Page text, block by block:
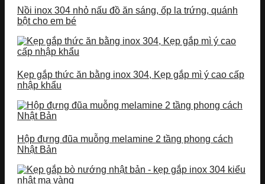
Nồi inox 304 nhỏ nấu đồ ăn sáng, ốp la trứng, quánh
bột cho em bé
Kẹp gắp thức ăn bằng inox 304, Kẹp gắp mì ý cao cấp
nhập khẩu
Hộp đựng đũa muỗng melamine 2 tầng phong cách
Nhật Bản